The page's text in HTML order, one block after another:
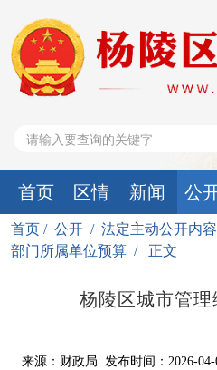
首页 区情 新闻 公
首页 / 公开 / 法定主动公开内容
部门所属单位预算 / 正文
杨陵区城市管理
来源：财政局 发布时间：2026-04-